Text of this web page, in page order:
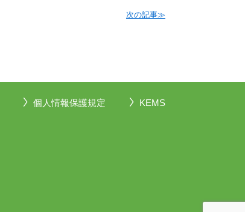
次の記事≫
個人情報保護規定 KEMS